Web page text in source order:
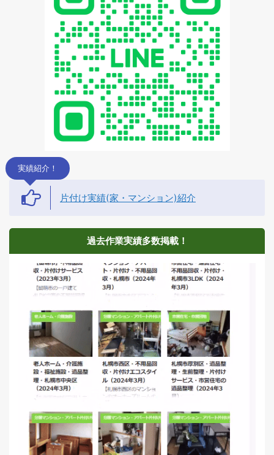
実績紹介！
片付け実績(家・マンション)紹介
過去作業実績多数掲載！